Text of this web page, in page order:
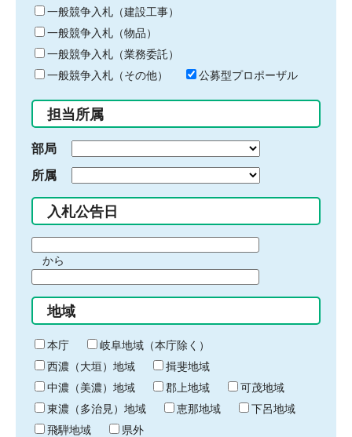
キ
ー
ワ
ー
ド
入
力
一般競争入札（建設工事）
一般競争入札（物品）
一般競争入札（業務委託）
一般競争入札（その他）
公募型プロポーザル
担当所属
部局
所属
入札公告日
間
始
り
から
間
終
わ
り
地域
本庁
岐阜地域（本庁除く）
西濃（大垣）地域
揖斐地域
中濃（美濃）地域
郡上地域
可茂地域
東濃（多治見）地域
恵那地域
下呂地域
飛騨地域
県外